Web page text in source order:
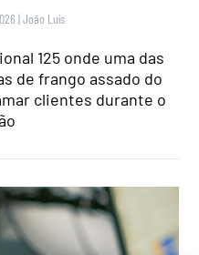
|João Luís
125 onde uma das
de frango assado do
clientes durante o